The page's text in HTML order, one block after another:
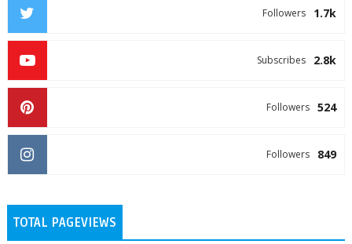
1.7k
Followers
2.8k
Subscribes
524
Followers
849
Followers
TOTAL PAGEVIEWS